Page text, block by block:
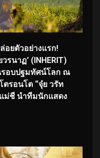
อยตัวอย่างแรก!
นาฏ’ (INHERIT)
รอบปฐมทัศน์โลก ณ
รอนโต “จุ๋ย วรัท
ม่ชี นำทีมนักแสดง